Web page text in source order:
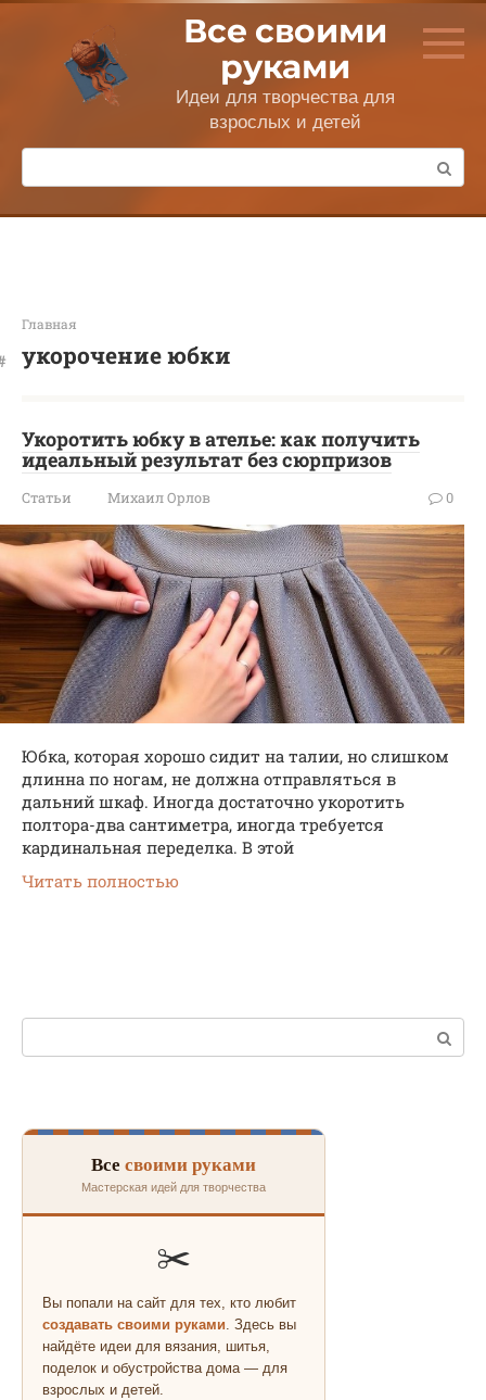
Перейти
контенту
Все своими
руками
Идеи для творчества для
взрослых и детей
Поиск:
Главная
укорочение юбки
Укоротить юбку в ателье: как получить
идеальный результат без сюрпризов
Статьи Михаил Орлов 0
Юбка, которая хорошо сидит на талии, но слишком
длинна по ногам, не должна отправляться в
дальний шкаф. Иногда достаточно укоротить
полтора-два сантиметра, иногда требуется
кардинальная переделка. В этой
Читать полностью
Поиск:
Все своими руками
Мастерская идей для творчества
✂️
Вы попали на сайт для тех, кто любит
создавать своими руками. Здесь вы
найдёте идеи для вязания, шитья,
поделок и обустройства дома — для
взрослых и детей.